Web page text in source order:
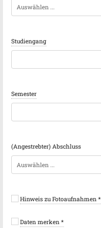
Studiengang
Semester
(Angestrebter) Abschluss
Hinweis zu Fotoaufnahmen*
Daten merken*